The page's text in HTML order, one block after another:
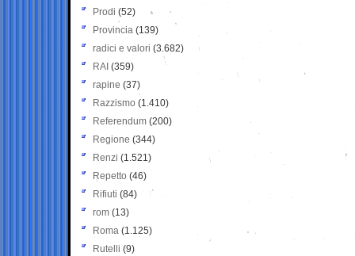
Prodi (52)
Provincia (139)
radici e valori (3.682)
RAI (359)
rapine (37)
Razzismo (1.410)
Referendum (200)
Regione (344)
Renzi (1.521)
Repetto (46)
Rifiuti (84)
rom (13)
Roma (1.125)
Rutelli (9)